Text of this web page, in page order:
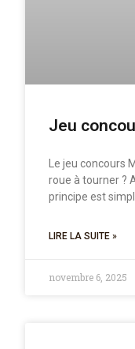
Jeu
Le jeu concours
roue à tourner ?
principe est
LIRE LA SUITE »
novembre 6, 2025